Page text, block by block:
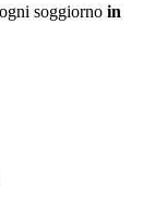
soggiorno in